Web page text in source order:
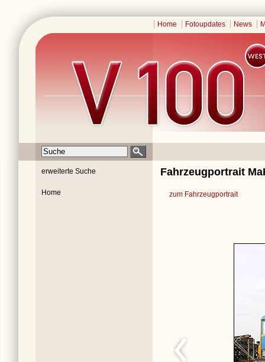
Home Fotoupdates News
erweiterte Suche
Home
Fahrzeugportrait
zum Fahrzeugportrait